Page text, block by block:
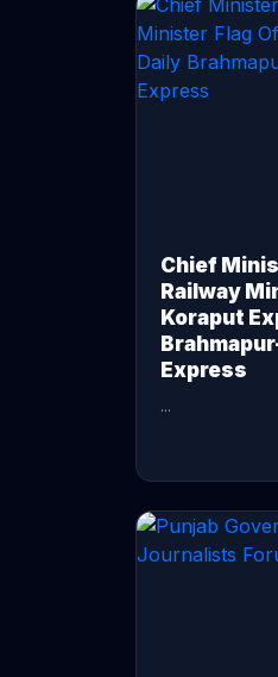
Chief
Railway
Koraput
Express
...